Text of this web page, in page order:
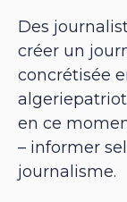
Des
créer un
concrétisée
en ce
– informer
journalisme.